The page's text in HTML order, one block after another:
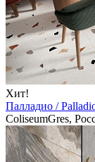
Хит!
Палладио /
ColiseumGres,